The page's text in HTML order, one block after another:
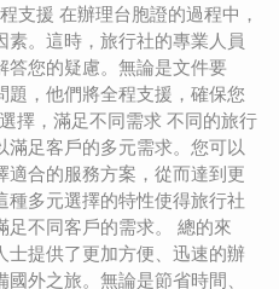
支援 在辦理台胞證的過程中，
。這時，旅行社的專業人員
答您的疑慮。無論是文件要
，他們將全程支援，確保您
擇，滿足不同需求 不同的旅行
足客戶的多元需求。您可以
合的服務方案，從而達到更
種多元選擇的特性使得旅行社
不同客戶的需求。 總的來
提供了更加方便、迅速的辦
外之旅。無論是節省時間、